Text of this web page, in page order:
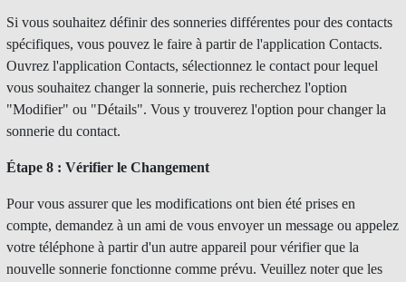
Si vous souhaitez définir des sonneries différentes pour des contacts
spécifiques, vous pouvez le faire à partir de l'application Contacts.
Ouvrez l'application Contacts, sélectionnez le contact pour lequel
vous souhaitez changer la sonnerie, puis recherchez l'option
"Modifier" ou "Détails". Vous y trouverez l'option pour changer la
sonnerie du contact.
Étape 8 : Vérifier le Changement
Pour vous assurer que les modifications ont bien été prises en
compte, demandez à un ami de vous envoyer un message ou appelez
votre téléphone à partir d'un autre appareil pour vérifier que la
nouvelle sonnerie fonctionne comme prévu. Veuillez noter que les